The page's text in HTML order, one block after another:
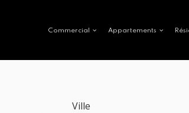
Commercial Appartements
Ville